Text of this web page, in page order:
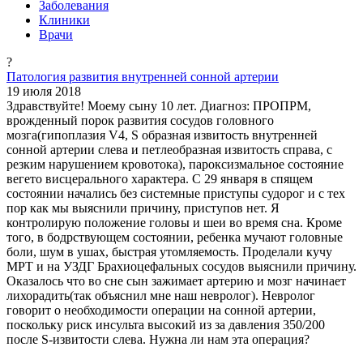
Заболевания
Клиники
Врачи
?
Патология развития внутренней сонной артерии
19 июля 2018
Здравствуйте! Моему сыну 10 лет. Диагноз: ПРОПРМ,
врожденный порок развития сосудов головного
мозга(гипоплазия V4, S образная извитость внутренней
сонной артерии слева и петлеобразная извитость справа, с
резким нарушением кровотока), пароксизмальное состояние
вегето висцерального характера. С 29 января в спящем
состоянии начались без системные приступы судорог и с тех
пор как мы выяснили причину, приступов нет. Я
контролирую положение головы и шеи во время сна. Кроме
того, в бодрствующем состоянии, ребенка мучают головные
боли, шум в ушах, быстрая утомляемость. Проделали кучу
МРТ и на УЗДГ Брахиоцефальных сосудов выяснили причину.
Оказалось что во сне сын зажимает артерию и мозг начинает
лихорадить(так объяснил мне наш невролог). Невролог
говорит о необходимости операции на сонной артерии,
поскольку риск инсульта высокий из за давления 350/200
после S-извитости слева. Нужна ли нам эта операция?